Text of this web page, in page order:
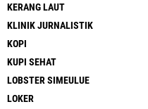
KERANG LAUT
KLINIK JURNALISTIK
KOPI
KUPI SEHAT
LOBSTER SIMEULUE
LOKER